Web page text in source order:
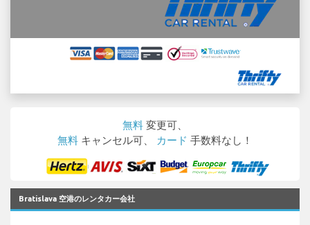
無料 変更可、
無料 キャンセル可、 カード 手数料なし！
Bratislava 空港のレンタカー会社